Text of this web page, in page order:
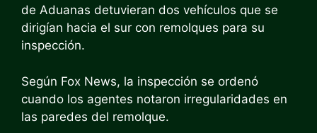
de Aduanas detuvieran dos vehículos que se
dirigían hacia el sur con remolques para su
inspección.
Según Fox News, la inspección se ordenó
cuando los agentes notaron irregularidades en
las paredes del remolque.